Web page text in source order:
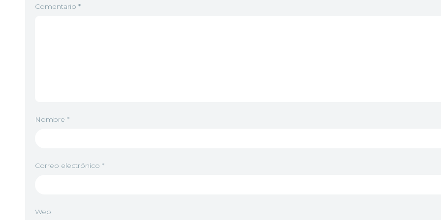
Comentario *
Nombre *
Correo electrónico *
Web